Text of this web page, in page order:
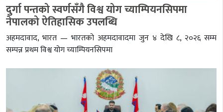
दुर्गा पन्तको स्वर्णसँगै विश्व योग च्याम्पियनसिपमा
नेपालको ऐतिहासिक उपलब्धि
अहमदावाद, भारत — भारतको अहमदावादमा जुन ४ देखि ८, २०२६ सम्म
सम्पन्न प्रथम विश्व योग च्याम्पियनसिपमा